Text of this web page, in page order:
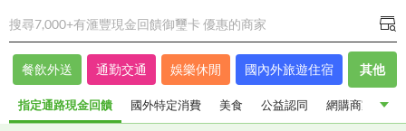
搜尋7,000+有滙豐現金回饋御璽卡 優惠的商家
餐飲外送 通勤交通 娛樂休閒 國內外旅遊住宿 其他
指定通路現金回饋 國外特定消費 美食 公益認同 網購商家